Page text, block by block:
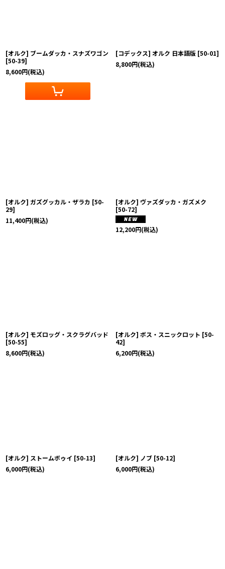
[オルク] ブームダッカ・スナズワゴン
[50-39]
8,600円(税込)
[コデックス] オルク 日本語版 [50-01]
8,800円(税込)
[オルク] ガズグッカル・ザラカ [50-
29]
11,400円(税込)
[オルク] ヴァズダッカ・ガズメク
[50-72]
12,200円(税込)
[オルク] モズロッグ・スクラグバッド
[50-55]
8,600円(税込)
[オルク] ボス・スニックロット [50-
42]
6,200円(税込)
[オルク] ストームボゥイ [50-13]
6,000円(税込)
[オルク] ノブ [50-12]
6,000円(税込)